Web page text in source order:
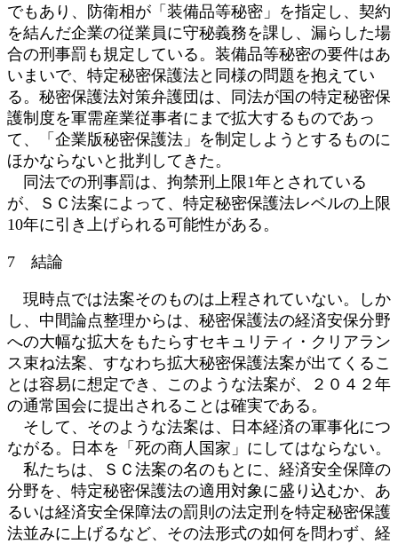
でもあり、防衛相が「装備品等秘密」を指定し、契約
を結んだ企業の従業員に守秘義務を課し、漏らした場
合の刑事罰も規定している。装備品等秘密の要件はあ
いまいで、特定秘密保護法と同様の問題を抱えてい
る。秘密保護法対策弁護団は、同法が国の特定秘密保
護制度を軍需産業従事者にまで拡大するものであっ
て、「企業版秘密保護法」を制定しようとするものに
ほかならないと批判してきた。
同法での刑事罰は、拘禁刑上限1年とされている
が、ＳＣ法案によって、特定秘密保護法レベルの上限
10年に引き上げられる可能性がある。
7 結論
現時点では法案そのものは上程されていない。しか
し、中間論点整理からは、秘密保護法の経済安保分野
への大幅な拡大をもたらすセキュリティ・クリアラン
ス束ね法案、すなわち拡大秘密保護法案が出てくるこ
とは容易に想定でき、このような法案が、２０４２年
の通常国会に提出されることは確実である。
そして、そのような法案は、日本経済の軍事化につ
ながる。日本を「死の商人国家」にしてはならない。
私たちは、ＳＣ法案の名のもとに、経済安全保障の
分野を、特定秘密保護法の適用対象に盛り込むか、あ
るいは経済安全保障法の罰則の法定刑を特定秘密保護
法並みに上げるなど、その法形式の如何を問わず、経